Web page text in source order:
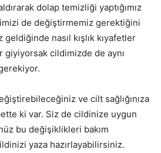
dolap temizliği yaptığımız
de değiştirmemiz gerektiğini
nasıl kışlık kıyafetler
giyiyorsak cildimizde de aynı
ve cilt sağlığınıza
ki var. Siz de cildinize uygun
bu değişiklikleri bakım
yaza hazırlayabilirsiniz.